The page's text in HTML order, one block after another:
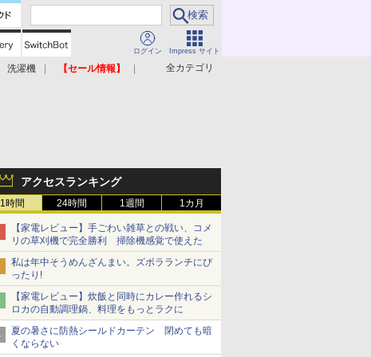
ログイン Impress サイト
全カテゴリ
洗濯機
【セール情報】
アクセスランキング
1時間 24時間 1週間 1カ月
【家電レビュー】手ごわい雑草との戦い、コメ
リの草刈機で完全勝利 掃除機感覚で使えた
私は年中そうめんざんまい。ズボラランチにぴ
ったり!
【家電レビュー】炊飯と同時にカレー作れるシ
ロカの自動調理鍋、料理をもっとラクに
夏の暑さに防熱シールドカーテン 閉めても暗
くならない